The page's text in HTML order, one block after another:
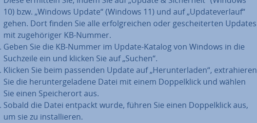
10) bzw. „Windows Update“ (Windows 11) und auf „Up­date­ver­lauf“
gehen. Dort finden Sie alle er­folg­rei­chen oder ge­schei­ter­ten Updates
mit zu­ge­hö­ri­ger KB-Nummer.
Geben Sie die KB-Nummer im Update-Katalog von Windows in die
Suchzeile ein und klicken Sie auf „Suchen“.
Klicken Sie beim passenden Update auf „Her­un­ter­la­den“, ex­tra­hie­ren
Sie die her­un­ter­ge­la­de­ne Datei mit einem Dop­pel­klick und wählen
Sie einen Spei­cher­ort aus.
Sobald die Datei entpackt wurde, führen Sie einen Dop­pel­klick aus,
um sie zu in­stal­lie­ren.